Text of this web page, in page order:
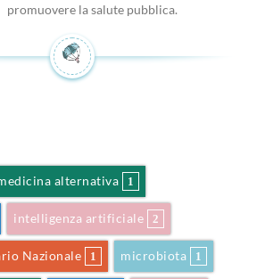
promuovere la salute pubblica.
alternativa 1
intelligenza artificiale 2
Nazionale 1 microbiota 1